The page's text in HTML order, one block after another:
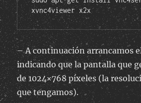
xvnc4viewer x2x
– A continuación arrancamos
indicando que la pantalla que
de 1024×768 píxeles (la
que tengamos).